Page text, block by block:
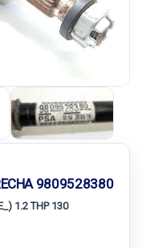
9809528380
1.2 THP 130